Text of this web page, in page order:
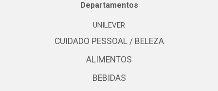
Departamentos
UNILEVER
CUIDADO PESSOAL / BELEZA
ALIMENTOS
BEBIDAS